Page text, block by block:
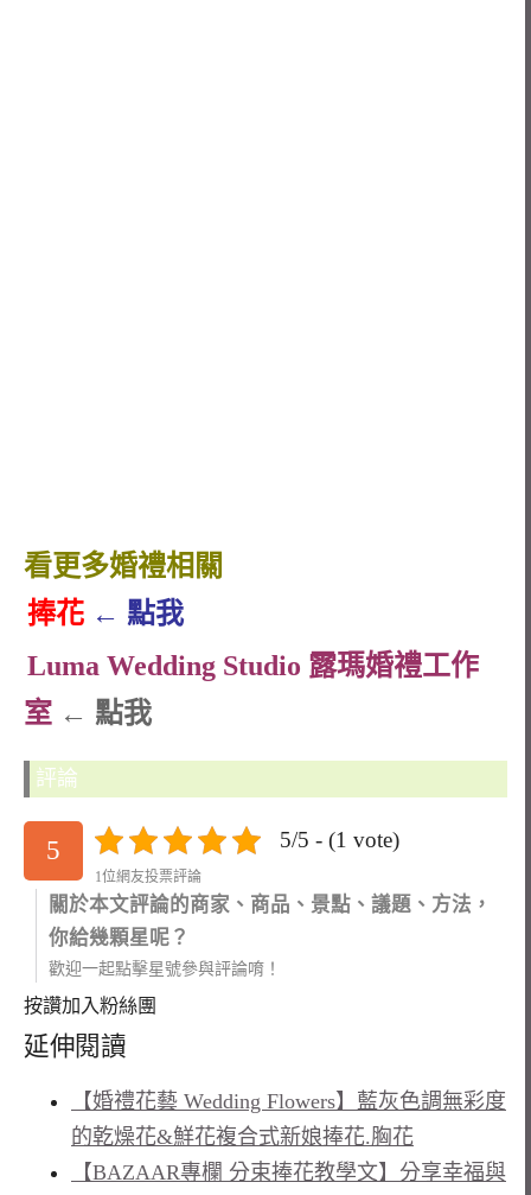
看更多婚禮相關
捧花 ← 點我
Luma Wedding Studio 露瑪婚禮工作
室 ← 點我
評論
5 5/5 - (1 vote)
1位網友投票評論
關於本文評論的商家、商品、景點、議題、方法，
你給幾顆星呢？
歡迎一起點擊星號參與評論唷！
按讚加入粉絲團
延伸閱讀
【婚禮花藝 Wedding Flowers】藍灰色調無彩度
的乾燥花&鮮花複合式新娘捧花.胸花
【BAZAAR專欄 分束捧花教學文】分享幸福與